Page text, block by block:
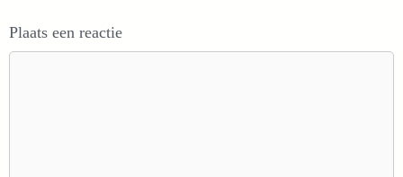
Plaats een reactie